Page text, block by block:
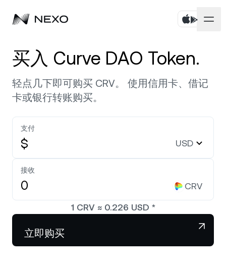
个人
购买资产
Flexible Savings
Fixed-term Savings
Dual Investment
Exchange
Credit Line
Futures
商业
Prime 经纪服务
白标
Nexo Ventures
Payment Gateway
市场
过去 24 小时，市场上涨
Bitcoin
Ethereum ETH 0.08%
NEXO Token 1.01%
公司
关于
安全
合作伙伴
新闻与见解
买入 Curve DAO Token.
轻点几下即可购买 CRV。 使用信用卡、借记
卡或银行转账购买。
支付
$ USD
接收
CRV
1 CRV ≈ 0.226 USD *
立即购买